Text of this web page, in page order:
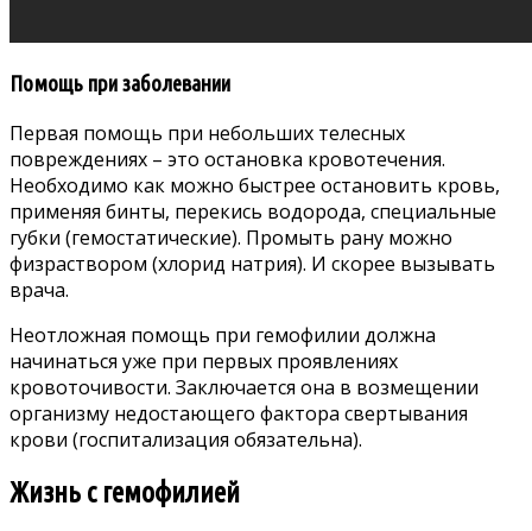
Помощь при заболевании
Первая помощь при небольших телесных
повреждениях – это остановка кровотечения.
Необходимо как можно быстрее остановить кровь,
применяя бинты, перекись водорода, специальные
губки (гемостатические). Промыть рану можно
физраствором (хлорид натрия). И скорее вызывать
врача.
Неотложная помощь при гемофилии должна
начинаться уже при первых проявлениях
кровоточивости. Заключается она в возмещении
организму недостающего фактора свертывания
крови (госпитализация обязательна).
Жизнь с гемофилией